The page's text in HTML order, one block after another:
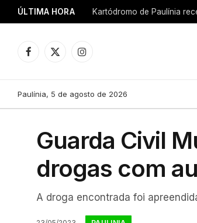
ÚLTIMA HORA
Facebook
X
Instagram
Paulínia, 5 de agosto de 2026
Guarda Civil
drogas com
A droga encontrada foi